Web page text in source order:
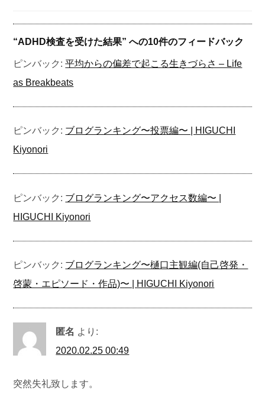
“ADHD検査を受けた結果” への10件のフィードバック
ピンバック:平均からの偏差で起こる生きづらさ – Life
as Breakbeats
ピンバック: ブログランキング〜投票編〜 | HIGUCHI
Kiyonori
ピンバック: ブログランキング〜アクセス数編〜 |
HIGUCHI Kiyonori
ピンバック: ブログランキング〜樋口主観編(自己啓発・
啓蒙・エピソード・作品)〜 | HIGUCHI Kiyonori
匿名 より:
2020.02.25 00:49
突然失礼致します。